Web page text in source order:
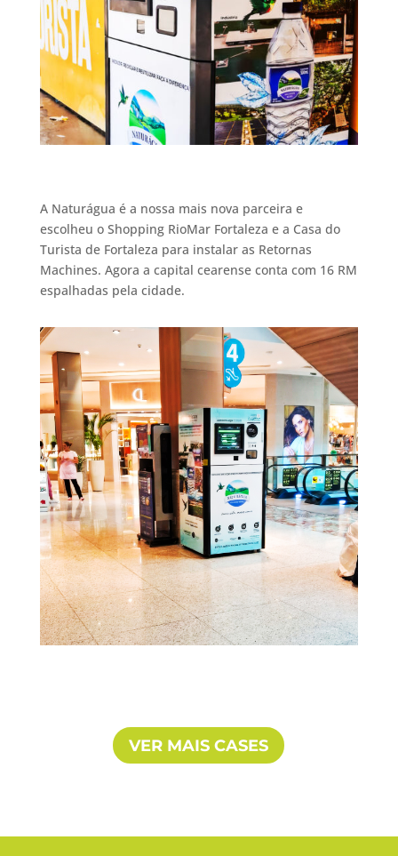
A Naturágua é a nossa mais nova parceira e
escolheu o Shopping RioMar Fortaleza e a Casa do
Turista de Fortaleza para instalar as Retornas
Machines. Agora a capital cearense conta com 16 RM
espalhadas pela cidade.
VER MAIS CASES